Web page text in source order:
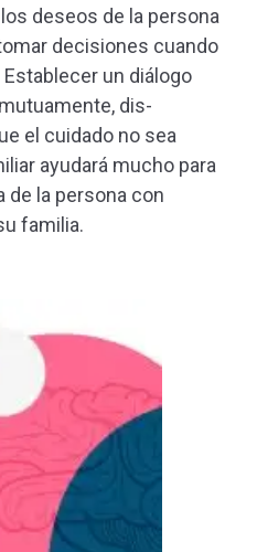
deseos de la persona
decisiones cuando
un diálogo
dis­
el cuidado no sea
ayudará mucho para
de la persona con
familia.